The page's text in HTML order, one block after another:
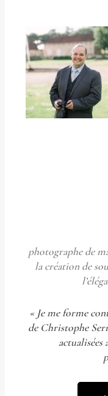
photographe de
la création de
« Je me forme
de Christophe
actualisées